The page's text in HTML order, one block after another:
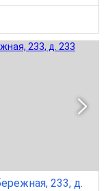
233, д.